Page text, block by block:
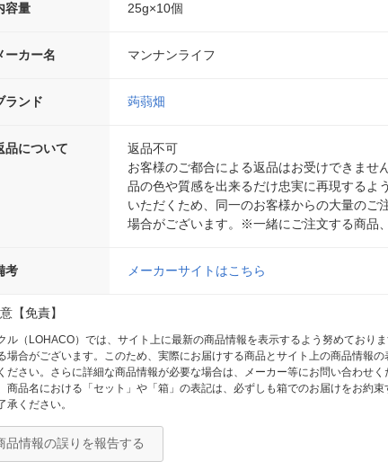
容量 25g×10個
ーカー名 マンナンライフ
ランド 蒟蒻畑
品について
返品不可
お客様のご都合による返品はお受けできま
品の色や質感を出来るだけ忠実に再現する
いただくため、同一のお客様からの大量のご
場合がございます。※一緒にご注文する商品
考 メーカーサイトはこちら
【免責】
ル（LOHACO）では、サイト上に最新の商品情報を表示するよう努めており
場合がございます。このため、実際にお届けする商品とサイト上の商品情報
ださい。さらに詳細な商品情報が必要な場合は、メーカー等にお問い合わせく
商品名における「セット」や「箱」の表記は、必ずしも箱でのお届けをお約
承ください。
品情報の誤りを報告する